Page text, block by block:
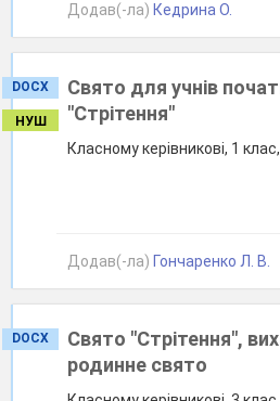
Додав(-ла) Кедрина О.
DOCX
НУШ
Свято для учнів
"Стрітення"
Класному керівникові, 1
Додав(-ла) Гончаренко Л. В.
DOCX
Свято "Стрітення",
родинне свято